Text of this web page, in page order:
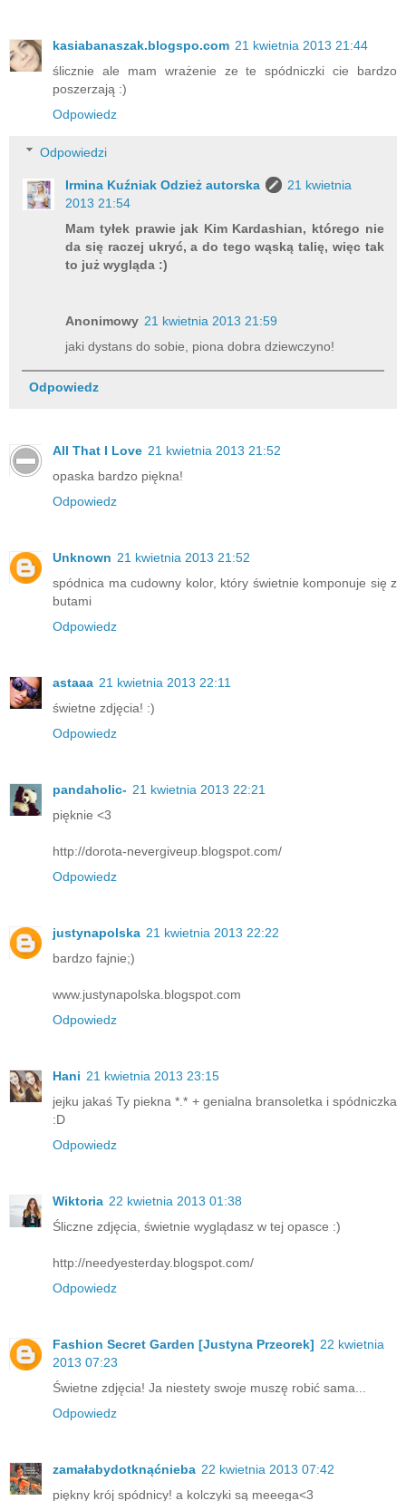
kasiabanaszak.blogspo.com 21 kwietnia 2013 21:44
ślicznie ale mam wrażenie ze te spódniczki cie bardzo
poszerzają :)
Odpowiedz
Odpowiedzi
Irmina Kuźniak Odzież autorska
21 kwietnia
2013 21:54
Mam tyłek prawie jak Kim Kardashian, którego nie
da się raczej ukryć, a do tego wąską talię, więc tak
to już wygląda :)
Anonimowy 21 kwietnia 2013 21:59
jaki dystans do sobie, piona dobra dziewczyno!
Odpowiedz
All That I Love 21 kwietnia 2013 21:52
opaska bardzo piękna!
Odpowiedz
Unknown 21 kwietnia 2013 21:52
spódnica ma cudowny kolor, który świetnie komponuje się z
butami
Odpowiedz
astaaa 21 kwietnia 2013 22:11
świetne zdjęcia! :)
Odpowiedz
pandaholic- 21 kwietnia 2013 22:21
pięknie <3
http://dorota-nevergiveup.blogspot.com/
Odpowiedz
justynapolska 21 kwietnia 2013 22:22
bardzo fajnie;)
www.justynapolska.blogspot.com
Odpowiedz
Hani 21 kwietnia 2013 23:15
jejku jakaś Ty piekna *.* + genialna bransoletka i spódniczka
:D
Odpowiedz
Wiktoria 22 kwietnia 2013 01:38
Śliczne zdjęcia, świetnie wyglądasz w tej opasce :)
http://needyesterday.blogspot.com/
Odpowiedz
Fashion Secret Garden [Justyna Przeorek] 22 kwietnia
2013 07:23
Świetne zdjęcia! Ja niestety swoje muszę robić sama...
Odpowiedz
zamałabydotknąćnieba 22 kwietnia 2013 07:42
piękny krój spódnicy! a kolczyki są meeega<3